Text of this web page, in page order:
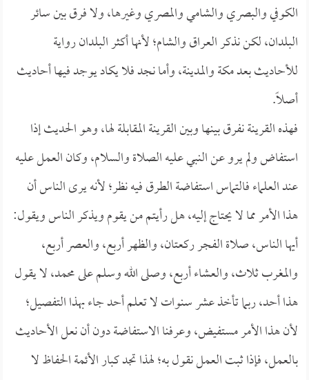
الكوفي والبصري والشامي والمصري وغيرها، ولا فرق بين سائر
البلدان، لكن نذكر العراق والشام؛ لأنها أكثر البلدان رواية
للأحاديث بعد مكة والمدينة، وأما نجد فلا يكاد يوجد فيها أحاديث
أصلاً.
فهذه القرينة نفرق بينها وبين القرينة المقابلة لها، وهو الحديث إذا
استفاض ولم يرو عن النبي عليه الصلاة والسلام، وكان العمل عليه
عند العلماء فالتماس استفاضة الطرق فيه نظر؛ لأنه يرى الناس أن
هذا الأمر مما لا يحتاج إليه، هل رأيتم من يقوم ويذكر الناس ويقول:
أيها الناس، صلاة الفجر ركعتان، والظهر أربع، والعصر أربع،
والمغرب ثلاث، والعشاء أربع، وصلى الله وسلم على محمد، لا يقول
هذا أحد، ربما تأخذ عشر سنوات لا تعلم أحد جاء بهذا التفصيل؛
لأن هذا الأمر مستفيض، وعرفنا الاستفاضة دون أن نعل الأحاديث
بالعمل، فإذا ثبت العمل نقول به؛ لهذا تجد كبار الأئمة الحفاظ لا